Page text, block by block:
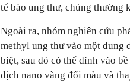
tế bào ung thư, chúng thường
Ngoài ra, nhóm nghiên cứu
methyl ung thư vào một dung
biệt, sau đó có thể dính vào
dịch nano vàng đổi màu và